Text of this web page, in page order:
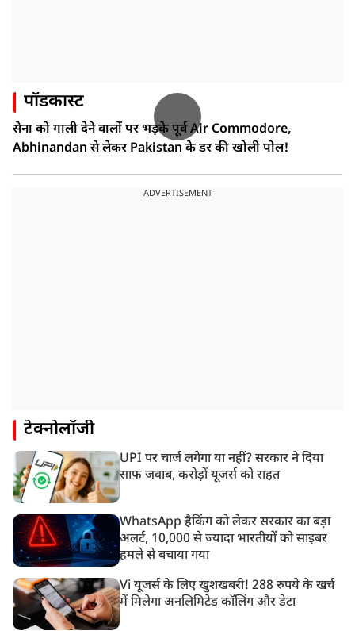
पॉडकास्ट
सेना को गाली देने वालों पर भड़के पूर्व Air Commodore,
Abhinandan से लेकर Pakistan के डर की खोली पोल!
ADVERTISEMENT
टेक्नोलॉजी
UPI पर चार्ज लगेगा या नहीं? सरकार ने दिया
साफ जवाब, करोड़ों यूजर्स को राहत
WhatsApp हैकिंग को लेकर सरकार का बड़ा
अलर्ट, 10,000 से ज्यादा भारतीयों को साइबर
हमले से बचाया गया
Vi यूजर्स के लिए खुशखबरी! 288 रुपये के खर्च
में मिलेगा अनलिमिटेड कॉलिंग और डेटा